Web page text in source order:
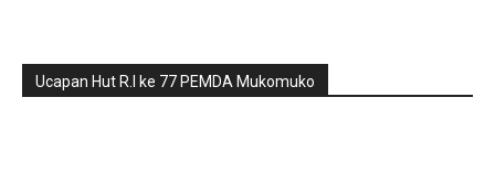
Ucapan Hut R.I ke 77 PEMDA Mukomuko